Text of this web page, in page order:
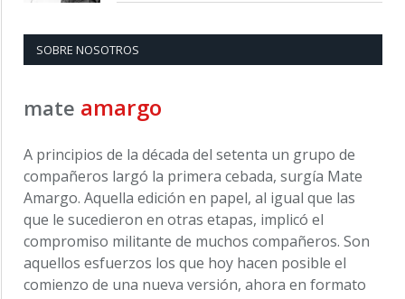
SOBRE NOSOTROS
mate amargo
A principios de la década del setenta un grupo de
compañeros largó la primera cebada, surgía Mate
Amargo. Aquella edición en papel, al igual que las
que le sucedieron en otras etapas, implicó el
compromiso militante de muchos compañeros. Son
aquellos esfuerzos los que hoy hacen posible el
comienzo de una nueva versión, ahora en formato